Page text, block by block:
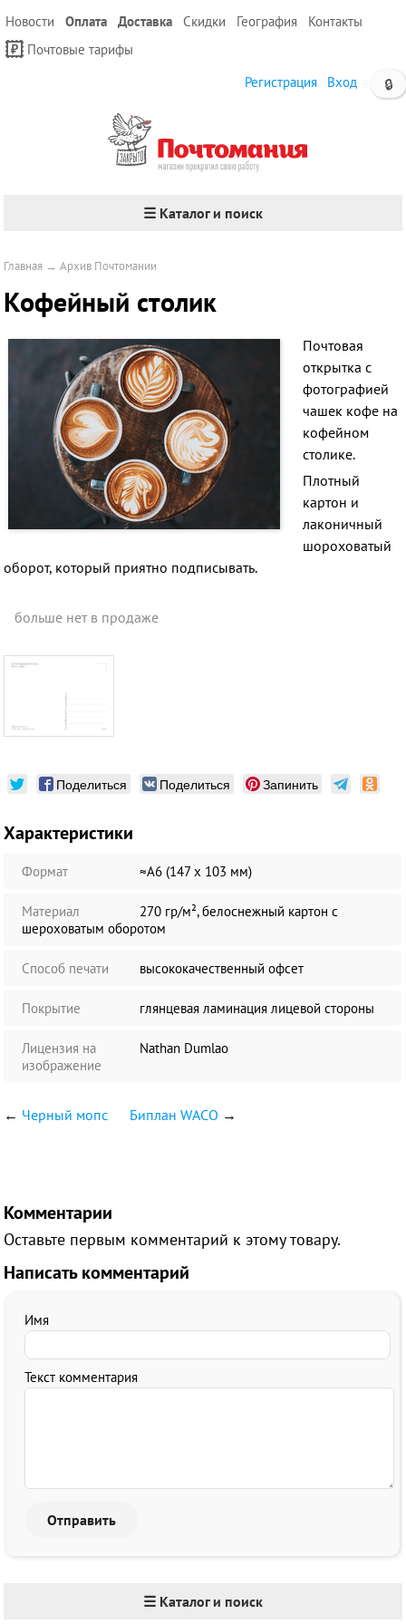
Новости Оплата Доставка Скидки География
Контакты
Почтовые тарифы
🔒
Регистрация Вход
☰ Каталог и поиск
Главная →Архив Почтомании
Кофейный столик
Почтовая
открытка с
фотографией
чашек кофе на
кофейном
столике.
Плотный
картон и
лаконичный
шороховатый
оборот, который приятно подписывать.
больше нет в продаже
Поделиться Поделиться Запинить
Характеристики
Формат ≈А6 (147 х 103 мм)
Материал
270 гр/м², белоснежный картон с
шероховатым оборотом
Способ печати высококачественный офсет
Покрытие глянцевая ламинация лицевой стороны
Лицензия на
изображение
Nathan Dumlao
← Черный мопс Биплан WACO →
Комментарии
Оставьте первым комментарий к этому товару.
Написать комментарий
Имя
Текст комментария
☰ Каталог и поиск